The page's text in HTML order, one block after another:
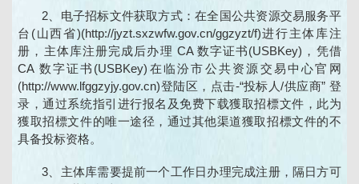
2、电子招标文件获取方式：在全国公共资源交易服务平
台(山西省)(http://jyzt.sxzwfw.gov.cn/ggzyzt/f)进行主体库注
册，主体库注册完成后办理 CA 数字证书(USBKey)，凭借
CA 数字证书(USBKey)在临汾市公共资源交易中心官网
(http://www.lfggzyjy.gov.cn)登陆区，点击-“投标人/供应商” 登
录，通过系统指引进行报名及免费下载獲取招標文件，此为
獲取招標文件的唯一途径，通过其他渠道獲取招標文件的不
具备投标资格。
3、主体库需要提前一个工作日办理完成注册，隔日方可